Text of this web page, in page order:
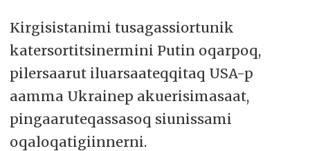
Kirgisistanimi tusagassiortunik
katersortitsinermini Putin oqarpoq,
pilersaarut iluarsaateqqitaq USA-p
aamma Ukrainep akuerisimasaat,
pingaaruteqassasoq siunissami
oqaloqatigiinnerni.